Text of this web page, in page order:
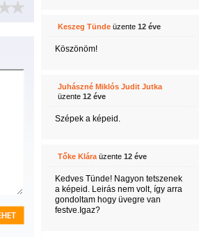
Keszeg Tündeüzente 12 éve
Köszönöm!
Juhászné Miklós Judit Jutka
üzente 12 éve
Szépek a képeid.
Tőke Kláraüzente 12 éve
Kedves Tünde! Nagyon tetszenek
a képeid. Leirás nem volt, így arra
gondoltam hogy üvegre van
festve.Igaz?